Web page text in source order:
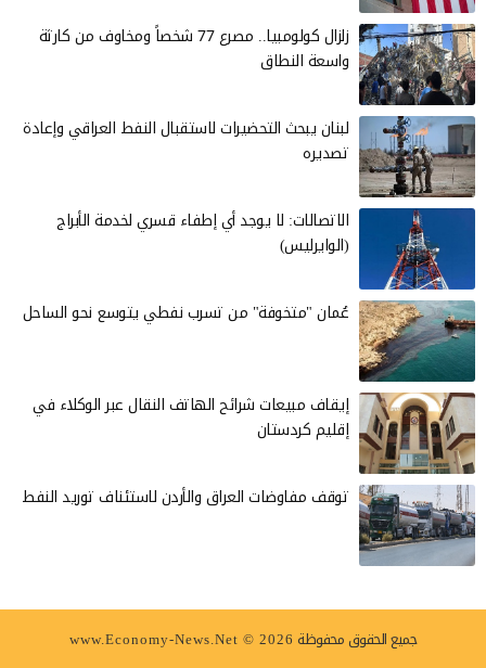
زلزال كولومبيا.. مصرع 77 شخصاً ومخاوف من كارثة
واسعة النطاق
لبنان يبحث التحضيرات لاستقبال النفط العراقي وإعادة
تصديره
الاتصالات: لا يوجد أي إطفاء قسري لخدمة الأبراج
(الوايرليس)
عُمان "متخوفة" من تسرب نفطي يتوسع نحو الساحل
إيقاف مبيعات شرائح الهاتف النقال عبر الوكلاء في
إقليم كردستان
توقف مفاوضات العراق والأردن لاستئناف توريد النفط
جميع الحقوق محفوظة www.Economy-News.Net © 2026